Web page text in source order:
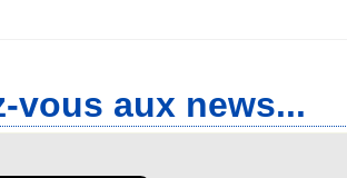
vous aux news...